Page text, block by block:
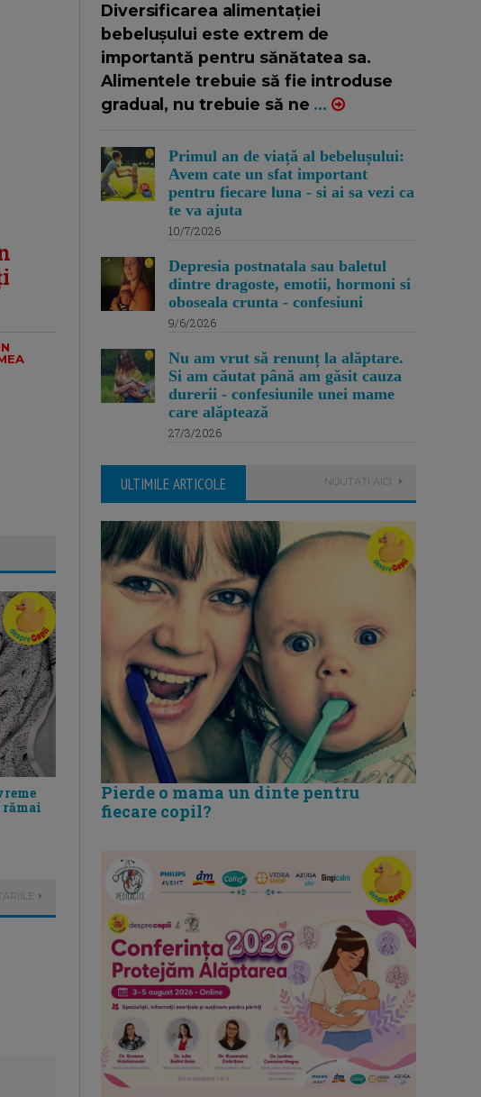
rămai
Diversificarea alimentației
bebelușului este extrem de
importantă pentru sănătatea sa.
Alimentele trebuie să fie introduse
gradual, nu trebuie să ne ...
Primul an de viață al bebelușului:
Avem cate un sfat important
pentru fiecare luna - si ai sa vezi ca
te va ajuta
10/7/2026
Depresia postnatala sau baletul
dintre dragoste, emotii, hormoni si
oboseala crunta - confesiuni
9/6/2026
Nu am vrut să renunț la alăptare.
Si am căutat până am găsit cauza
durerii - confesiunile unei mame
care alăptează
27/3/2026
ULTIMILE ARTICOLE NOUTATI AICI
Pierde o mama un dinte pentru
fiecare copil?